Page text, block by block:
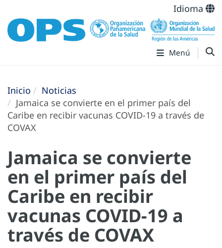
Idioma
Menú
Inicio
Noticias
Jamaica se convierte en el primer país del
Caribe en recibir vacunas COVID-19 a través de
COVAX
Jamaica se convierte
en el primer país del
Caribe en recibir
vacunas COVID-19 a
través de COVAX